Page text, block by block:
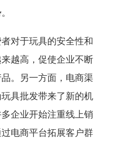
对于玩具的安全性和
越高，促使企业不断
。另一方面，电商渠
具批发带来了新的机
企业开始注重线上销
电商平台拓展客户群